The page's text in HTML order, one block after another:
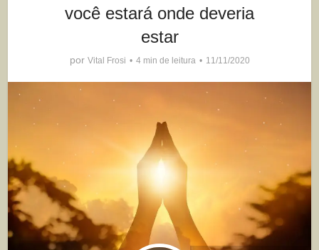
você estará onde deveria
estar
por Vital Frosi 4 min de leitura 11/11/2020